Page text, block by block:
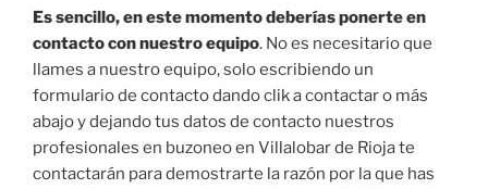
Es sencillo, en este momento deberías ponerte en
contacto con nuestro equipo. No es necesitario que
llames a nuestro equipo, solo escribiendo un
formulario de contacto dando clik a contactar o más
abajo y dejando tus datos de contacto nuestros
profesionales en buzoneo en Villalobar de Rioja te
contactarán para demostrarte la razón por la que has